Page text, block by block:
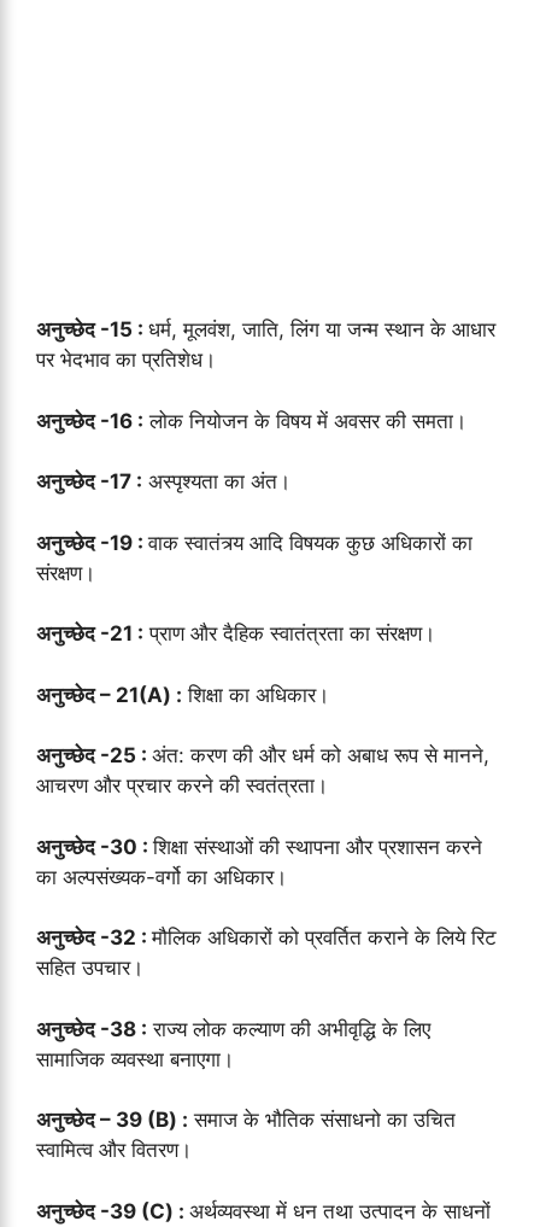
अनुच्छेद -15 : धर्म, मूलवंश, जाति, लिंग या जन्म स्थान के आधार
पर भेदभाव का प्रतिशेध।
अनुच्छेद -16 : लोक नियोजन के विषय में अवसर की समता।
अनुच्छेद -17 : अस्पृश्यता का अंत।
अनुच्छेद -19 :वाक स्वातंत्र्य आदि विषयक कुछ अधिकारों का
संरक्षण।
अनुच्छेद -21 : प्राण और दैहिक स्वातंत्रता का संरक्षण।
अनुच्छेद – 21(A) : शिक्षा का अधिकार।
अनुच्छेद -25 : अंत: करण की और धर्म को अबाध रूप से मानने,
आचरण और प्रचार करने की स्वतंत्रता।
अनुच्छेद -30 :शिक्षा संस्थाओं की स्थापना और प्रशासन करने
का अल्पसंख्यक-वर्गो का अधिकार।
अनुच्छेद -32 :मौलिक अधिकारों को प्रवर्तित कराने के लिये रिट
सहित उपचार।
अनुच्छेद -38 : राज्य लोक कल्याण की अभीवृद्धि के लिए
सामाजिक व्यवस्था बनाएगा।
अनुच्छेद – 39 (B) : समाज के भौतिक संसाधनो का उचित
स्वामित्व और वितरण।
अनुच्छेद -39 (C) : अर्थव्यवस्था में धन तथा उत्पादन के साधनों